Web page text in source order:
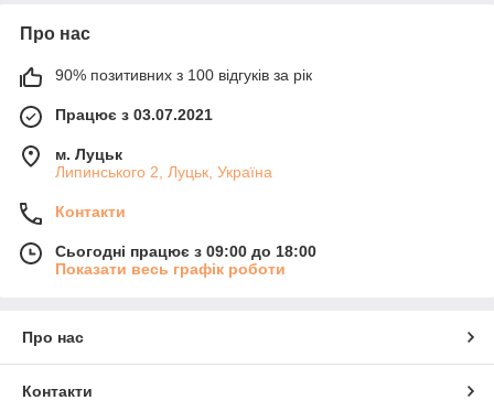
Про нас
90% позитивних з 100 відгуків за рік
Працює з 03.07.2021
м. Луцьк
Липинського 2, Луцьк, Україна
Контакти
Сьогодні працює з 09:00 до 18:00
Показати весь графік роботи
Про нас
Контакти